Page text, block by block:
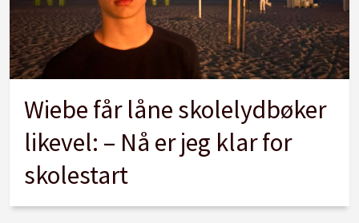
Wiebe får låne skolelydbøker
likevel: – Nå er jeg klar for
skolestart